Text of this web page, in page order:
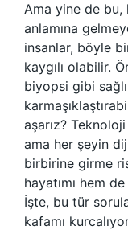
Ama yine de bu,
anlamına
insanlar, böyle
kaygılı olabilir.
biyopsi gibi
aşarız?
ama her şeyin
birbirine girme
hayatımı hem
İşte, bu tür
kafamı